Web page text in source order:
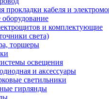
прокладки кабеля и
и комплектующие
света)
торшеры
освещения
и аксессуары
светильники
гирлянды